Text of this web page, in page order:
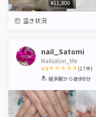
¥11,800
空き状況
nail_Satomi
Nailsalon_Me
4.9
1 2 3 4 5
(17件)
姪浜駅から徒歩8分